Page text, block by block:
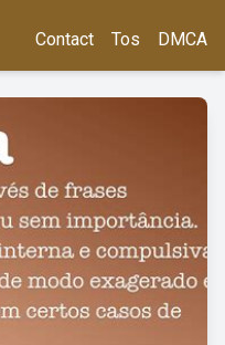
Contact Tos DMCA